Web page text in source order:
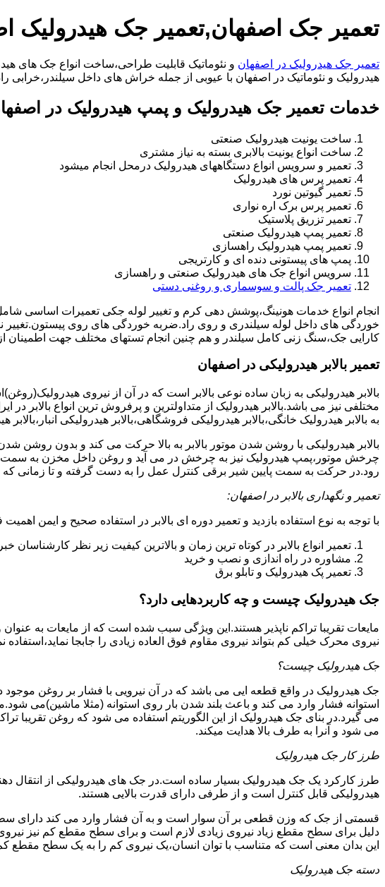
تعمیر جک اصفهان,تعمیر جک هیدرولیک
تعمیر جک هیدرولیک در اصفهان و نئوماتیک قابلیت طراحی،ساخت انواع جک های
هیدرولیک و نئوماتیک در اصفهان با عیوبی از جمله خراش های داخل سیلندر،خرابی راد،تعویض و تغییر
خدمات تعمیر جک هیدرولیک و پمپ هیدرولیک در
ساخت یونیت هیدرولیک صنعتی
ساخت انواع یونیت بالابری بسته به نیاز مشتری
تعمیر و سرویس انواع دستگاههای هیدرولیک درمحل انجام میشود
تعمیر پرس های هیدرولیک
تعمیر گیوتین نورد
تعمیر پرس برک اره نواری
تعمیر تزریق پلاستیک
تعمیر پمپ هیدرولیک صنعتی
تعمیر پمپ هیدرولیک راهسازی
پمپ های پیستونی دنده ای و کارتریجی
سرویس انواع جک های هیدرولیک صنعتی و راهسازی
تعمیر جک پالت و سوسماری و روغنی دستی
انجام انواع خدمات هونینگ،پوشش دهی کرم و تغییر لوله جکی تعمیرات اساسی
خوردگی های داخل لوله سیلندری و روی راد.ضربه خوردگی های روی پیستون.تغییر
کارایی جک،سنگ زنی کامل سیلندر و هم چنین انجام تستهای مختلف جهت اطمینان
تعمیر بالابر هیدرولیکی در اصفهان
بالابر هیدرولیکی به زبان ساده نوعی بالابر است که در آن از نیروی
مختلفی نیز می باشد.بالابر هیدرولیک از متداولترین و پرفروش ترین انواع بالابر در
به بالابر هیدرولیک خانگی،بالابر هیدرولیکی فروشگاهی،بالابر هیدرولیکی
بالابر هیدرولیکی با روشن شدن موتور بالابر به بالا حرکت می کند و بدون
چرخش موتور،پمپ هیدرولیک نیز به چرخش در می آید و روغن داخل مخزن به سمت جک
رود.در حرکت به سمت پایین شیر برقی کنترل عمل را به دست گرفته و تا زمانی که
تعمیر و نگهداری بالابر در اصفهان:
با توجه به نوع استفاده بازدید و تعمیر دوره ای بالابر در استفاده صحیح و ایمن اهمیت
تعمیر انواع بالابر در کوتاه ترین زمان و بالاترین کیفیت زیر نظر کارشناسان
مشاوره در راه اندازی و نصب و خرید
تعمیر پک هیدرولیک و تابلو برق
جک هیدرولیک چیست و چه کاربردهایی دارد؟
مایعات تقریبا تراکم ناپذیر هستند.این ویژگی سبب شده است که از مایعات به
نیروی محرک خیلی کم بتواند نیروی مقاوم فوق العاده زیادی را جابجا نماید،استفاده
جک هیدرولیک چیست؟
جک هیدرولیک در واقع قطعه ایی می باشد که در آن نیرویی با فشار بر روغن موجود
استوانه فشار وارد می کند و باعث بلند شدن بار روی استوانه (مثلا ماشین)می
می گیرد.در بنای جک هیدرولیک از این الگوریتم استفاده می شود که روغن تقریبا
می شود و آنرا به طرف بالا هدایت میکند.
طرز کار جک هیدرولیک
طرز کارکرد یک جک هیدرولیک بسیار ساده است.در جک های هیدرولیکی از انتقال
هیدرولیکی قابل کنترل است و از طرفی دارای قدرت بالایی هستند.
قسمتی از جک که وزن قطعی بر آن سوار است و به آن فشار وارد می کند دارای
دلیل برای سطح مقطع زیاد نیروی زیادی لازم است و برای سطح مقطع کم نیز نیروی
این بدان معنی است که متناسب با توان انسان،یک نیروی کم را به یک سطح مقطع
دسته جک هیدرولیک